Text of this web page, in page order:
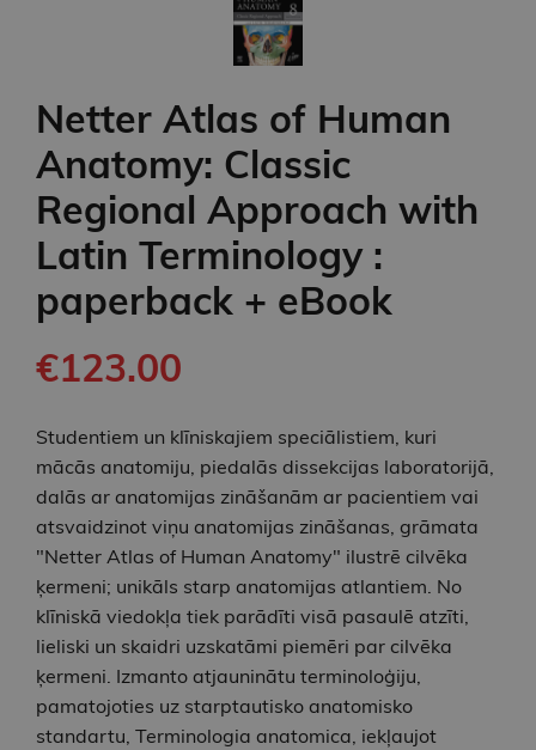
Netter Atlas of Human
Anatomy: Classic
Regional Approach with
Latin Terminology :
paperback + eBook
€123.00
Studentiem un klīniskajiem speciālistiem, kuri
mācās anatomiju, piedalās dissekcijas laboratorijā,
dalās ar anatomijas zināšanām ar pacientiem vai
atsvaidzinot viņu anatomijas zināšanas, grāmata
"Netter Atlas of Human Anatomy" ilustrē cilvēka
ķermeni; unikāls starp anatomijas atlantiem. No
klīniskā viedokļa tiek parādīti visā pasaulē atzīti,
lieliski un skaidri uzskatāmi piemēri par cilvēka
ķermeni. Izmanto atjauninātu terminoloģiju,
pamatojoties uz starptautisko anatomisko
standartu, Terminologia anatomica, iekļaujot